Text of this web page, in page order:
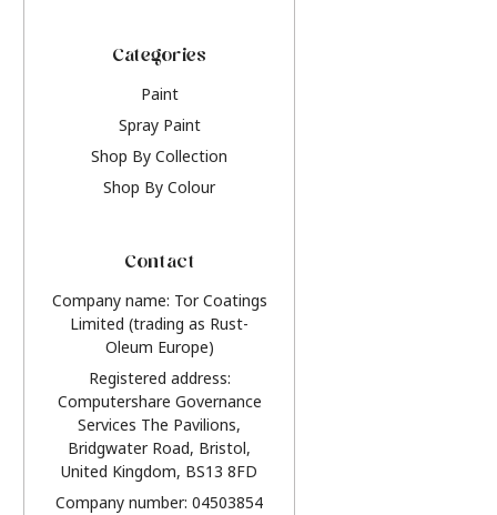
Categories
Paint
Spray Paint
Shop By Collection
Shop By Colour
Contact
Company name: Tor Coatings
Limited (trading as Rust-
Oleum Europe)
Registered address:
Computershare Governance
Services The Pavilions,
Bridgwater Road, Bristol,
United Kingdom, BS13 8FD
Company number: 04503854